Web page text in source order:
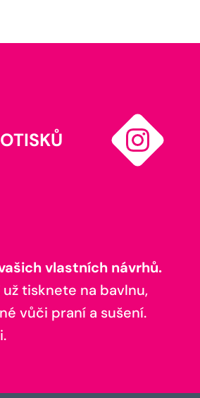
vlastních návrhů.
tisknete na bavlnu,
vůči praní a sušení.